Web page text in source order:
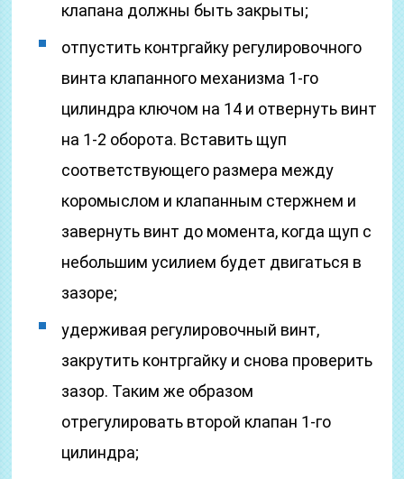
клапана должны быть закрыты;
отпустить контргайку регулировочного
винта клапанного механизма 1-го
цилиндра ключом на 14 и отвернуть винт
на 1-2 оборота. Вставить щуп
соответствующего размера между
коромыслом и клапанным стержнем и
завернуть винт до момента, когда щуп с
небольшим усилием будет двигаться в
зазоре;
удерживая регулировочный винт,
закрутить контргайку и снова проверить
зазор. Таким же образом
отрегулировать второй клапан 1-го
цилиндра;